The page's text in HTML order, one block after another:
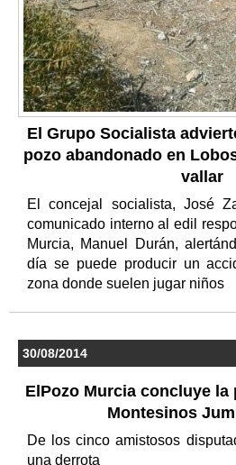
El Grupo Socialista
pozo abandonado en
vallar
El concejal socialista, José
comunicado interno al edil
Murcia, Manuel Durán,
día se puede producir un
zona donde suelen jugar niños
30/08/2014
ElPozo Murcia concluye la
Montesinos
De los cinco amistosos
una derrota